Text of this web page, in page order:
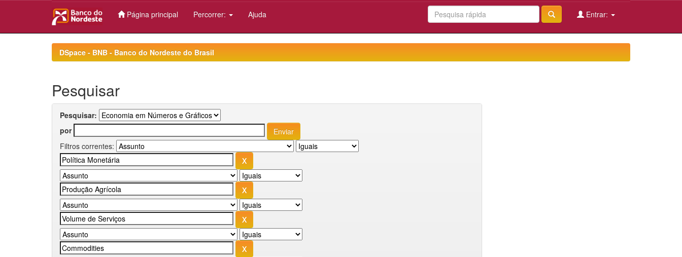
Página principal Percorrer: Ajuda Entrar:
DSpace - BNB - Banco do Nordeste do Brasil
Pesquisar
Pesquisar:
por
Filtros correntes: